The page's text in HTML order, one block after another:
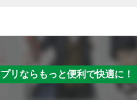
リならもっと便利で快適に！